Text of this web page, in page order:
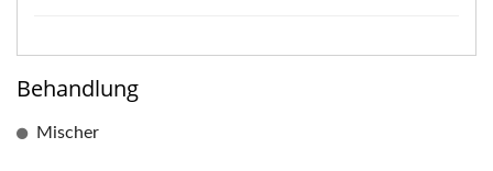
Behandlung
Mischer